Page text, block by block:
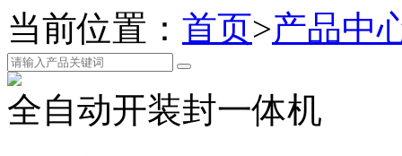
当前位置： 首页>产品中
全自动开装封一体机